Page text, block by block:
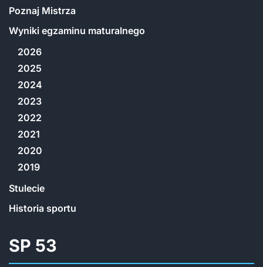
Poznaj Mistrza
Wyniki egzaminu maturalnego
2026
2025
2024
2023
2022
2021
2020
2019
Stulecie
Historia sportu
SP 53